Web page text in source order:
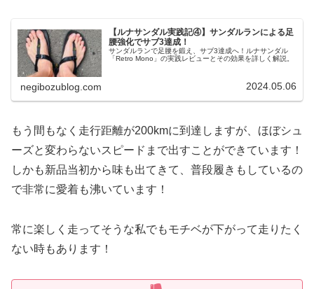
【ルナサンダル実践記④】サンダルランによる足
腰強化でサブ3達成！
サンダルランで足腰を鍛え、サブ3達成へ！ルナサンダル
「Retro Mono」の実践レビューとその効果を詳しく解説。
negibozublog.com 2024.05.06
もう間もなく走行距離が200kmに到達しますが、ほぼシュ
ーズと変わらないスピードまで出すことができています！
しかも新品当初から味も出てきて、普段履きもしているの
で非常に愛着も沸いています！
常に楽しく走ってそうな私でもモチベが下がって走りたく
ない時もあります！